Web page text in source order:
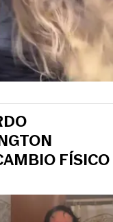
FÍSICO